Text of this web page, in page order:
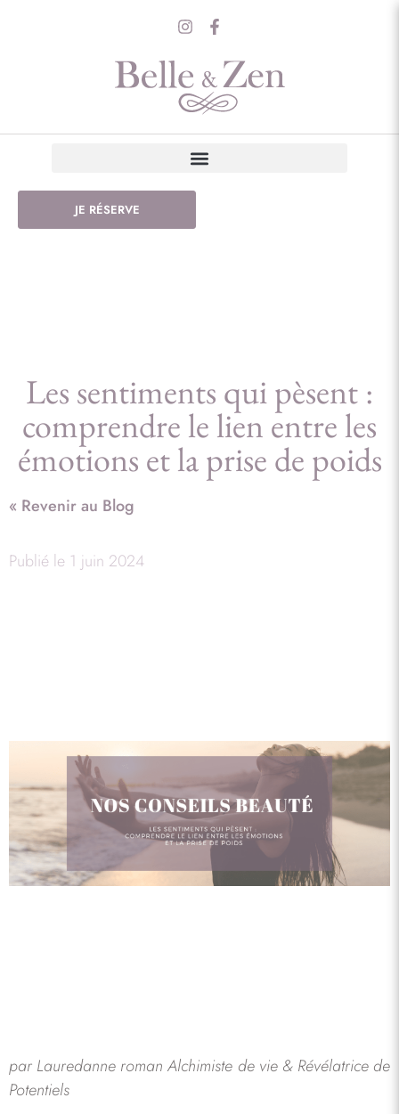
JE RÉSERVE
Les sentiments qui pèsent :
comprendre le lien entre les
émotions et la prise de poids
« Revenir au Blog
Publié le 1 juin 2024
par Lauredanne roman Alchimiste de vie & Révélatrice de
Potentiels